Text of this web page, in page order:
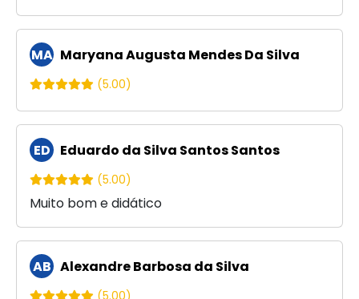
MA Maryana Augusta Mendes Da Silva
(5.00)
ED Eduardo da Silva Santos Santos
(5.00)
Muito bom e didático
AB Alexandre Barbosa da Silva